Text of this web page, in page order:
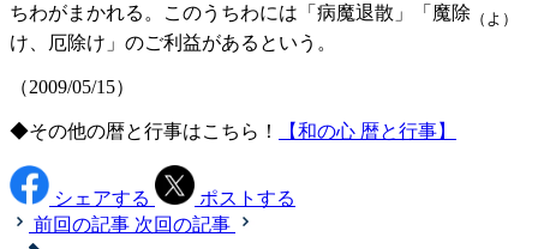
ちわがまかれる。このうちわには「病魔退散」「魔除 （よ）
け、厄除け」のご利益があるという。
（2009/05/15）
◆その他の暦と行事はこちら！ 【和の心 暦と行事】
シェアする
ポストする
前回の記事 次回の記事